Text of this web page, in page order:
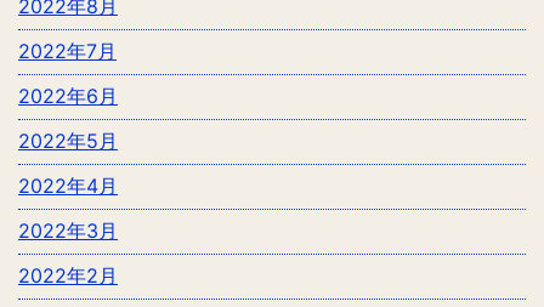
2022年8月
2022年7月
2022年6月
2022年5月
2022年4月
2022年3月
2022年2月